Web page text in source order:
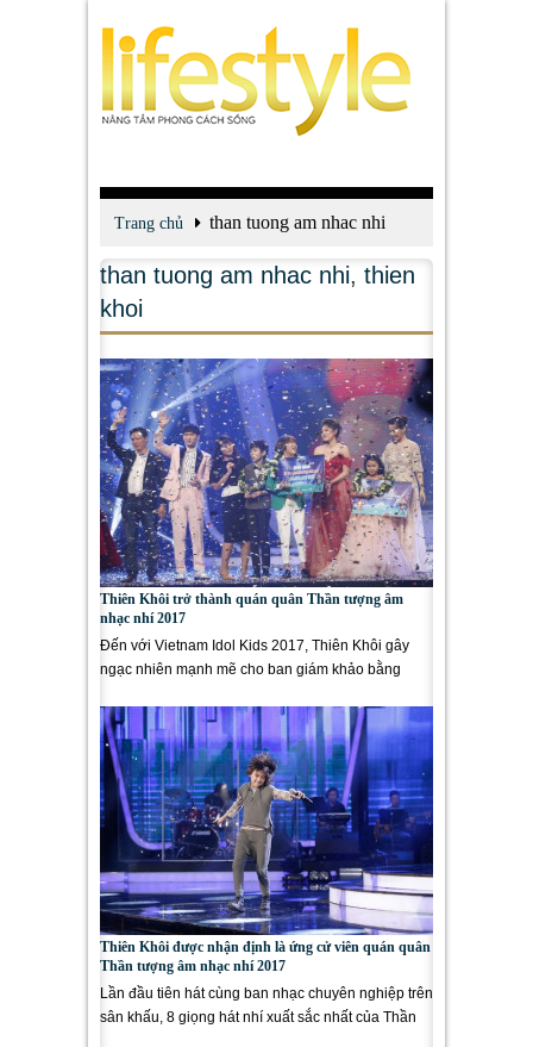
Trang chủ than tuong am nhac nhi
than tuong am nhac nhi, thien
khoi
Thiên Khôi trở thành quán quân Thần tượng âm
nhạc nhí 2017
Đến với Vietnam Idol Kids 2017, Thiên Khôi gây
ngạc nhiên mạnh mẽ cho ban giám khảo bằng
Thiên Khôi được nhận định là ứng cử viên quán quân
Thần tượng âm nhạc nhí 2017
Lần đầu tiên hát cùng ban nhạc chuyên nghiệp trên
sân khấu, 8 giọng hát nhí xuất sắc nhất của Thần